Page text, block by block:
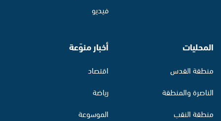
فيديو
المحليات
منطقة القدس
الناصرة والمنطقة
منطقة النقب
أخبار منوّعة
اقتصاد
رياضة
الموسوعة